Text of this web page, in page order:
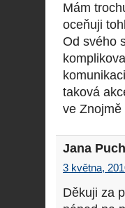
Mám
oceňuji
Od svého
taková
ve Znojmě
Jana
3 května,
Děkuji za